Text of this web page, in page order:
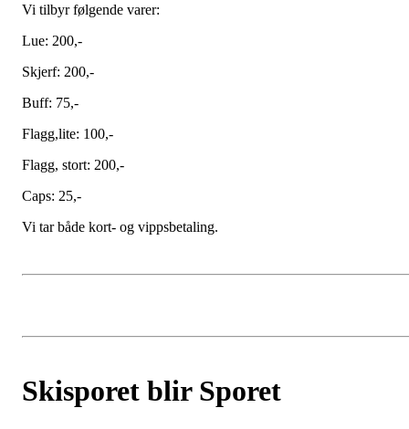
Vi tilbyr følgende varer:
Lue: 200,-
Skjerf: 200,-
Buff: 75,-
Flagg,lite: 100,-
Flagg, stort: 200,-
Caps: 25,-
Vi tar både kort- og vippsbetaling.
Skisporet blir Sporet